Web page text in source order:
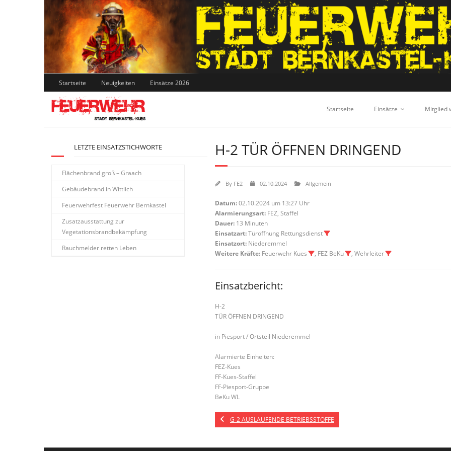
Skip
to
content
Startseite Neuigkeiten Einsätze 2026
Startseite Einsätze Mitglied
H-2 TÜR ÖFFNEN DRINGEND
By FE2 02.10.2024 Allgemein
Datum:02.10.2024 um 13:27 Uhr
Alarmierungsart: FEZ, Staffel
Dauer: 13 Minuten
Einsatzart:Türöffnung Rettungsdienst
Einsatzort: Niederemmel
Weitere Kräfte: Feuerwehr Kues , FEZ BeKu , Wehrleiter
Einsatzbericht:
H-2
TÜR ÖFFNEN DRINGEND
in Piesport / Ortsteil Niederemmel
Alarmierte Einheiten:
FEZ-Kues
FF-Kues-Staffel
FF-Piesport-Gruppe
BeKu WL
G-2 AUSLAUFENDE BETRIEBSSTOFFE
LETZTE EINSATZSTICHWORTE
Flächenbrand groß – Graach
Gebäudebrand in Wittlich
Feuerwehrfest Feuerwehr Bernkastel
Zusatzausstattung zur
Vegetationsbrandbekämpfung
Rauchmelder retten Leben